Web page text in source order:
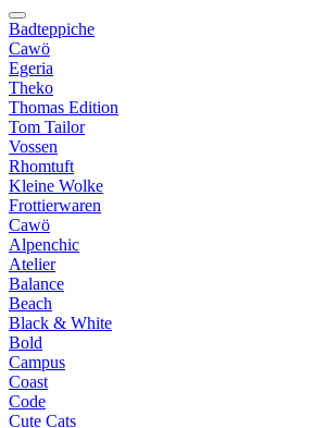
Badteppiche
Cawö
Egeria
Theko
Thomas Edition
Tom Tailor
Vossen
Rhomtuft
Kleine Wolke
Frottierwaren
Cawö
Alpenchic
Atelier
Balance
Beach
Black & White
Bold
Campus
Coast
Code
Cute Cats